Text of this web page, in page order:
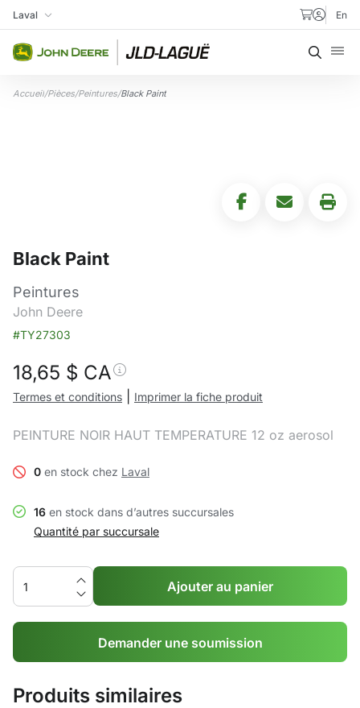
Aller au contenu
Ma succursale
Laval En
Accueil/Pièces/Peintures/Black Paint
Black Paint
Peintures
John Deere
#TY27303
18,65 $ CA
Termes et conditions Imprimer la fiche produit
PEINTURE NOIR HAUT TEMPERATURE 12 oz aerosol
0 en stock chez Laval
16 en stock dans d’autres succursales
Quantité par succursale
Ajouter au panier
Demander une soumission
Produits similaires